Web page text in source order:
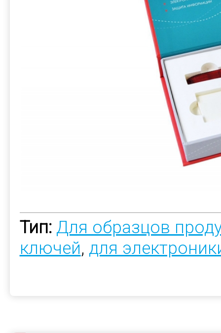
Тип: Для образцов
ключей, для